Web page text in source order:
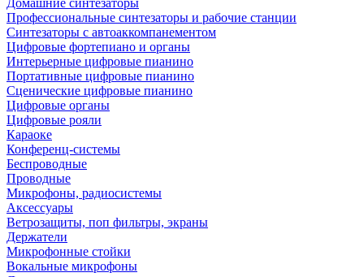
Домашние синтезаторы
Профессиональные синтезаторы и рабочие станции
Синтезаторы с автоаккомпанементом
Цифровые фортепиано и органы
Интерьерные цифровые пианино
Портативные цифровые пианино
Сценические цифровые пианино
Цифровые органы
Цифровые рояли
Караоке
Конференц-системы
Беспроводные
Проводные
Микрофоны, радиосистемы
Аксессуары
Ветрозащиты, поп фильтры, экраны
Держатели
Микрофонные стойки
Вокальные микрофоны